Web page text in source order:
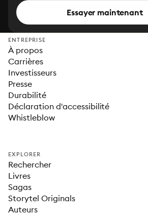
Essayer maintenant
ENTREPRISE
À propos
Carrières
Investisseurs
Presse
Durabilité
Déclaration d'accessibilité
Whistleblow
EXPLORER
Rechercher
Livres
Sagas
Storytel Originals
Auteurs